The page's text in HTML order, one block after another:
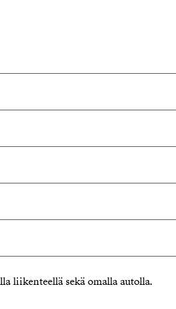
liikenteellä sekä omalla autolla.